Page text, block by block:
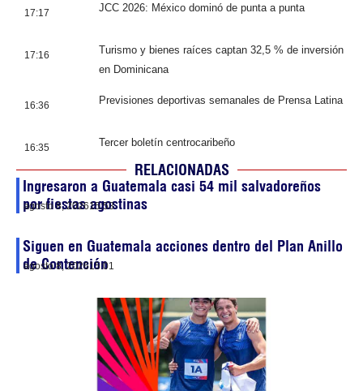
17:17 JCC 2026: México dominó de punta a punta
17:16
Turismo y bienes raíces captan 32,5 % de inversión
en Dominicana
16:36 Previsiones deportivas semanales de Prensa Latina
16:35 Tercer boletín centrocaribeño
RELACIONADAS
Ingresaron a Guatemala casi 54 mil salvadoreños
por fiestas agostinas
agosto 8, 202615:53
Siguen en Guatemala acciones dentro del Plan Anillo
de Contención
agosto 8, 202615:01